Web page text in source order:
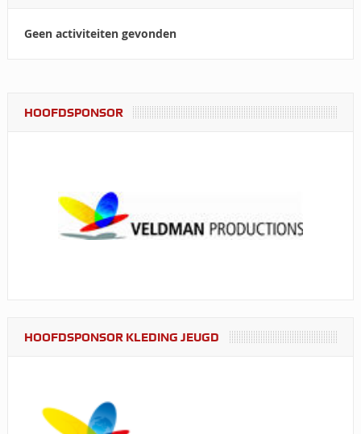
Geen activiteiten gevonden
HOOFDSPONSOR
HOOFDSPONSOR KLEDING JEUGD